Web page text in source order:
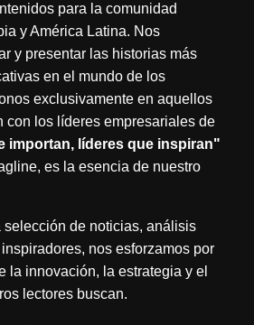
para la comunidad
y América Latina. Nos
y presentar las historias más
en el mundo de los
exclusivamente en aquellos
con los líderes empresariales de
importan, líderes que inspiran"
es la esencia de nuestro
de noticias, análisis
nos esforzamos por
la innovación, la estrategia y el
lectores buscan.